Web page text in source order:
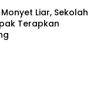
Liar, Sekolah
Terapkan